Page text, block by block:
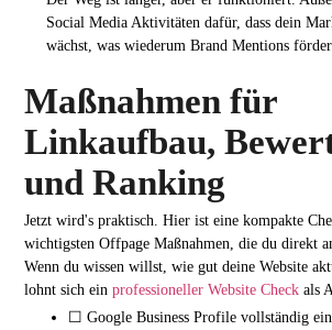
Social Media Aktivitäten dafür, dass dein
wächst, was wiederum Brand Mentions
Maßnahmen für
Linkaufbau,
und Ranking
Jetzt wird's praktisch. Hier ist eine kompakte
wichtigsten Offpage Maßnahmen, die du direkt
Wenn du wissen willst, wie gut deine Website
lohnt sich einprofessioneller Website Check als
☐ Google Business Profile vollständig